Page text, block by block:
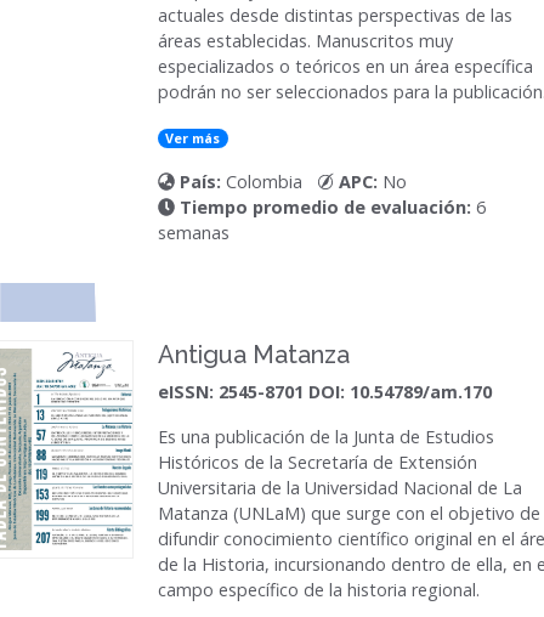
actuales desde distintas perspectivas de las
áreas establecidas. Manuscritos muy
especializados o teóricos en un área específica
podrán no ser seleccionados para la
Ver más
País: Colombia APC: No
Tiempo promedio de evaluación: 6
semanas
Antigua Matanza
eISSN: 2545-8701 DOI: 10.54789/am.170
Es una publicación de la Junta de Estudios
Históricos de la Secretaría de Extensión
Universitaria de la Universidad Nacional de La
Matanza (UNLaM) que surge con el objetivo de
difundir conocimiento científico original en el
de la Historia, incursionando dentro de ella, en
campo específico de la historia regional.